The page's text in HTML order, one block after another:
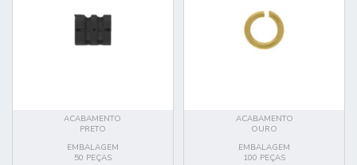
ACABAMENTO
PRETO
EMBALAGEM
50 PEÇAS
ACABAMENTO
OURO
EMBALAGEM
100 PEÇAS